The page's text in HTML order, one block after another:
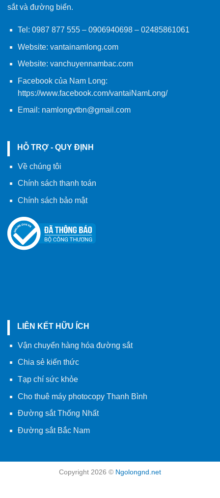
sắt và đường biển.
Tel: 0987 877 555– 0906940698– 02485861061
Website: vantainamlong.com
Website: vanchuyennambac.com
Facebook của Nam Long:
https://www.facebook.com/vantaiNamLong/
Email: namlongvtbn@gmail.com
HỖ TRỢ - QUY ĐỊNH
Về chúng tôi
Chính sách thanh toán
Chính sách bảo mật
LIÊN KẾT HỮU ÍCH
Vận chuyển hàng hóa đường sắt
Chia sẻ kiến thức
Tạp chí sức khỏe
Cho thuê máy photocopy Thanh Bình
Đường sắt Thống Nhất
Đường sắt Bắc Nam
Copyright 2026 © Ngolongnd.net